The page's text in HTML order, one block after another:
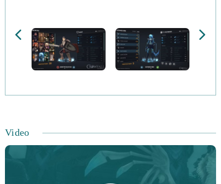
zenginlikler kazanmak için dünyalar arasında dolaşan bir
şampiyon olan Crow rolünü üstlenirler. Beş Kampanya
Türü vardır; Ebedi Krallık, Tanrının Ulaşması, Enfekte,
tabanı tarafından yönetilirken, oyuncu krallığı,
Oyun ayrıca özelleştirilebilir sınıflar sunuyor. Oyuncular
Video